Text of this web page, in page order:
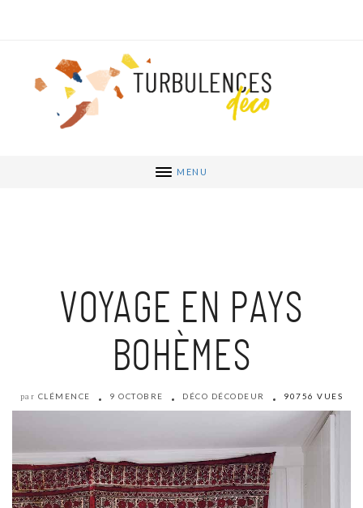
MENU
VOYAGE EN PAYS
BOHÈMES
par CLÉMENCE 9 OCTOBRE DÉCO DÉCODEUR 90756 VUES